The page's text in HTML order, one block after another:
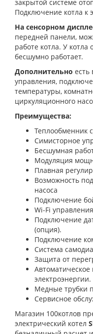
закрытой системе
Подключение котла к
На сенсорном
передней панели,
работе котла. У котла
бесшумно работает.
Дополнительно есть
управления,
температуры,
циркуляционного
Преимущества:
Теплообменник
Симисторное
Бесшумная
Модуляция
Плавная
Возможность
насоса
Подключение
Wi-Fi
Подключение
(опция).
Подключение
Система
Защита от
электроэнергии.
Медные трубки
Сервисное
Магазин 100котлов
электрический котел